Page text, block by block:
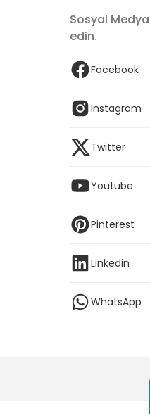
Sosyal
edin.
Facebook
Instagram
Twitter
Youtube
Pinterest
Linkedin
WhatsApp